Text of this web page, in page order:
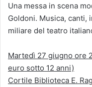
Una messa in scena
Goldoni. Musica, canti,
miliare del teatro
Martedì 27 giugno ore
euro sotto 12 anni)
Cortile Biblioteca E.